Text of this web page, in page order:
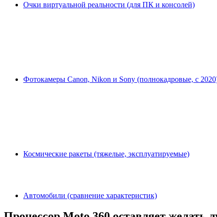
Очки виртуальной реальности (для ПК и консолей)
Фотокамеры Canon, Nikon и Sony (полнокадровые, с
Космические ракеты (тяжелые, эксплуатируемые)
Автомобили (сравнение характеристик)